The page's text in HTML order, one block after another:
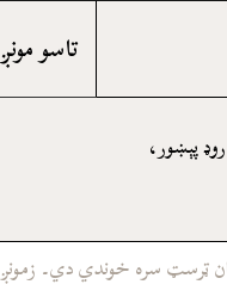
پېښور،
تاسو
سره خوندي دي۔ زمونږ